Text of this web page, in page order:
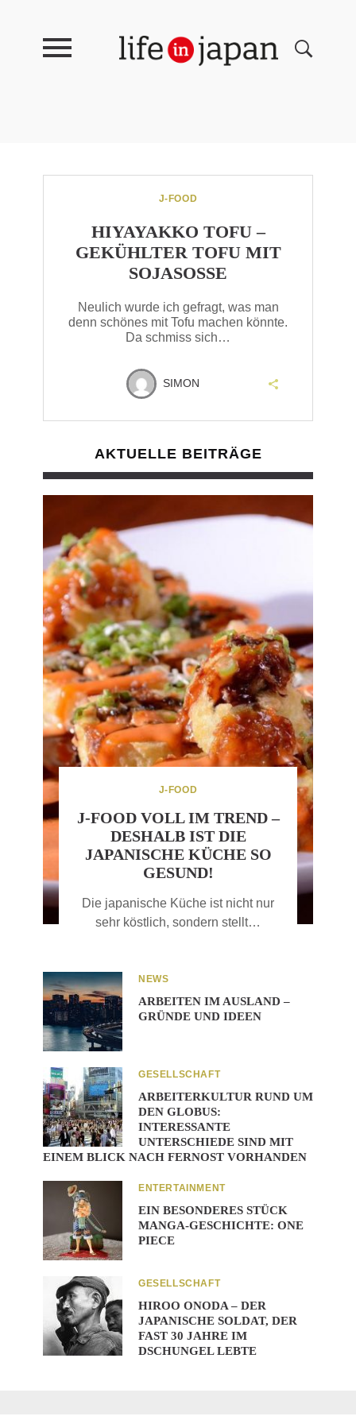
J-FOOD
HIYAYAKKO TOFU –
GEKÜHLTER TOFU MIT
SOJASOSSE
Neulich wurde ich gefragt, was man
denn schönes mit Tofu machen könnte.
Da schmiss sich…
SIMON
AKTUELLE BEITRÄGE
J-FOOD
J-FOOD VOLL IM TREND –
DESHALB IST DIE
JAPANISCHE KÜCHE SO
GESUND!
Die japanische Küche ist nicht nur
sehr köstlich, sondern stellt…
NEWS
ARBEITEN IM AUSLAND –
GRÜNDE UND IDEEN
GESELLSCHAFT
ARBEITERKULTUR RUND UM
DEN GLOBUS:
INTERESSANTE
UNTERSCHIEDE SIND MIT
EINEM BLICK NACH FERNOST VORHANDEN
ENTERTAINMENT
EIN BESONDERES STÜCK
MANGA-GESCHICHTE: ONE
PIECE
GESELLSCHAFT
HIROO ONODA – DER
JAPANISCHE SOLDAT, DER
FAST 30 JAHRE IM
DSCHUNGEL LEBTE